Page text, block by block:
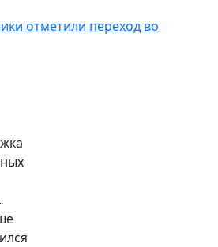
отметили переход во